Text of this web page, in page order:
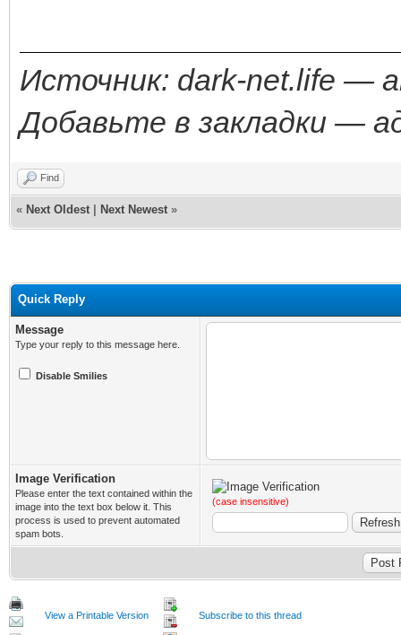
Источник: dark-net.life —
Добавьте в закладки —
Find
« Next Oldest Next Newest »
Quick Reply
Message
Type your reply to this message here.
Disable Smilies
Image Verification
Please enter the text contained within the
image into the text box below it. This
process is used to prevent automated
spam bots.
(case insensitive)
View a Printable Version Subscribe to this thread